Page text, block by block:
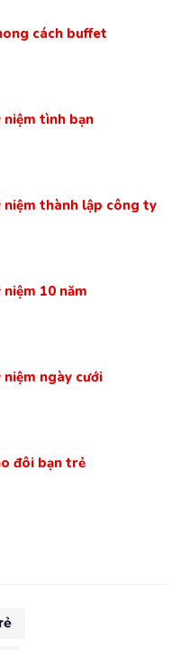
cách buffet
niệm tình bạn
niệm thành lập công ty
10 năm
niệm ngày cưới
đôi bạn trẻ